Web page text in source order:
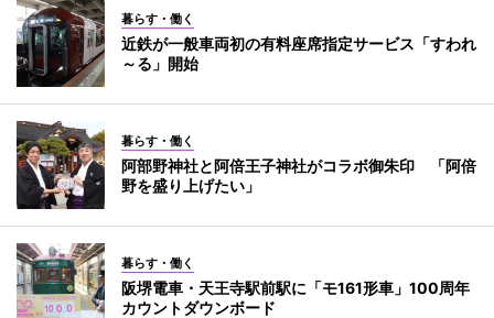
暮らす・働く
近鉄が一般車両初の有料座席指定サービス「すわれ
～る」開始
暮らす・働く
阿部野神社と阿倍王子神社がコラボ御朱印 「阿倍
野を盛り上げたい」
暮らす・働く
阪堺電車・天王寺駅前駅に「モ161形車」100周年
カウントダウンボード